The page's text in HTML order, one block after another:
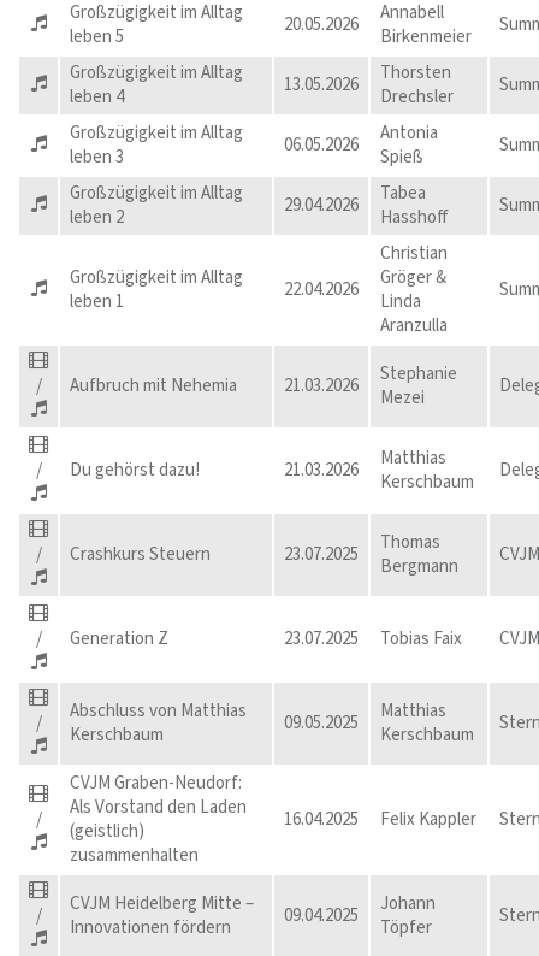
Großzügigkeit im Alltag
leben 5
20.05.2026
Annabell
Birkenmeier
Großzügigkeit im Alltag
leben 4
13.05.2026
Thorsten
Drechsler
Großzügigkeit im Alltag
leben 3
06.05.2026
Antonia
Spieß
Großzügigkeit im Alltag
leben 2
29.04.2026
Tabea
Hasshoff
Großzügigkeit im Alltag
leben 1
22.04.2026
Christian
Gröger &
Linda
Aranzulla
/ Aufbruch mit Nehemia 21.03.2026
Stephanie
Mezei
/ Du gehörst dazu! 21.03.2026
Matthias
Kerschbaum
/ Crashkurs Steuern 23.07.2025
Thomas
Bergmann
/ Generation Z 23.07.2025 Tobias Faix
/
Abschluss von Matthias
Kerschbaum
09.05.2025
Matthias
Kerschbaum
/
CVJM Graben-Neudorf:
Als Vorstand den Laden
(geistlich)
zusammenhalten
16.04.2025 Felix Kappler
/
CVJM Heidelberg Mitte –
Innovationen fördern
09.04.2025
Johann
Töpfer